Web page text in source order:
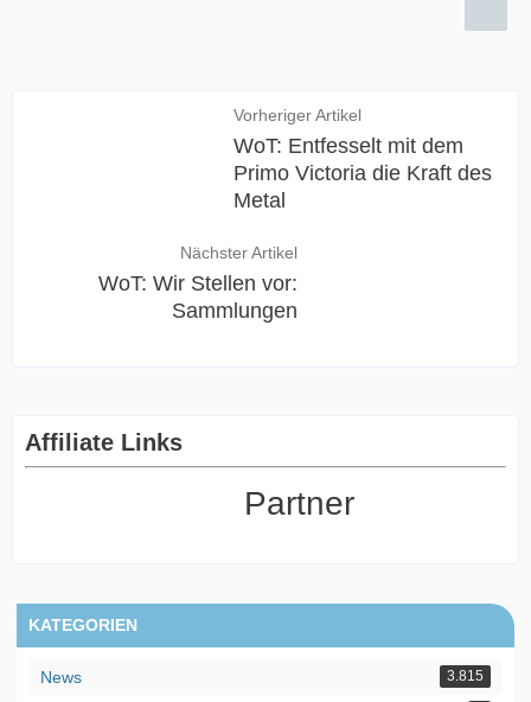
Vorheriger Artikel
WoT: Entfesselt mit dem
Primo Victoria die Kraft des
Metal
Nächster Artikel
WoT: Wir Stellen vor:
Sammlungen
Affiliate Links
Partner
KATEGORIEN
News 3.815